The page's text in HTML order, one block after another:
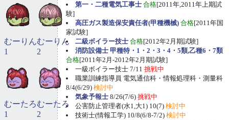
第一・二種電気工事士 合格[2011年,2011年上期試
験]
高圧ガス製造保安責任者(甲種機械) 合格[2011年国
家試験]
二級ボイラー技士 合格[2012年2月期試験]
消防設備士 甲種特・1・2・3・4・5類,乙種6・7類
合格[2011年2月-2012年2月期試験]
一級ボイラー技士 7/11 挑戦中
職業訓練指導員 電気通信科・情報処理科・測量科
8/4(6/29) 検討中
気象予報士 8/26(7/6) 挑戦中
公害防止管理者(水1,大1) 10(7) 検討中
技術士(情報工学) 10/8(6/8-7/2) 検討中
むーりん
1
むーりん
2
むーたろ
1
むーたろ
2